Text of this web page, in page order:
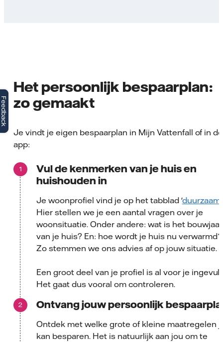
Het persoonlijk bespaarplan:
zo gemaakt
Je vindt je eigen bespaarplan in Mijn Vattenfall of in de
app:
Vul de kenmerken van je huis en
huishouden in
Je woonprofiel vind je op het tabblad 'duurzaam
Hier stellen we je een aantal vragen over je
woonsituatie. Onder andere: wat is het bouwjaar
van je huis? En: hoe wordt je huis nu verwarmd?
Zo stemmen we ons advies af op jouw situatie.
Een groot deel van je profiel is al voor je
Het gaat dus vooral om controleren.
Ontvang jouw persoonlijk
Ontdek met welke grote of kleine maatregelen
kan besparen. Het is natuurlijk aan jou om te
Feedback